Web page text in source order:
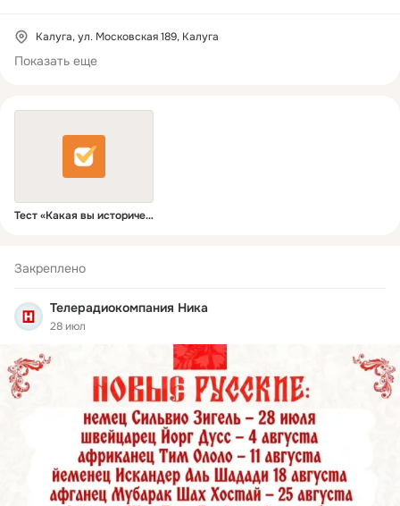
Тест «Какая вы историческая личность?»
Закреплено
Телерадиокомпания Ника
28 июл
Калуга, ул. Московская 189, Калуга
Показать еще